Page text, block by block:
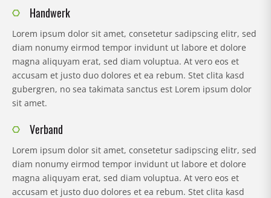
Handwerk
Lorem ipsum dolor sit amet, consetetur sadipscing elitr, sed
diam nonumy eirmod tempor invidunt ut labore et dolore
magna aliquyam erat, sed diam voluptua. At vero eos et
accusam et justo duo dolores et ea rebum. Stet clita kasd
gubergren, no sea takimata sanctus est Lorem ipsum dolor
sit amet.
Verband
Lorem ipsum dolor sit amet, consetetur sadipscing elitr, sed
diam nonumy eirmod tempor invidunt ut labore et dolore
magna aliquyam erat, sed diam voluptua. At vero eos et
accusam et justo duo dolores et ea rebum. Stet clita kasd